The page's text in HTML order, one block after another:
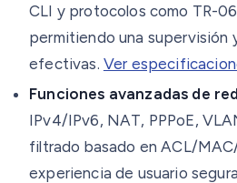
CLI y protocolos como TR-
permitiendo una supervisión
efectivas. Ver
Funciones avanzadas de
IPv4/IPv6, NAT, PPPoE,
filtrado basado en ACL/
experiencia de usuario